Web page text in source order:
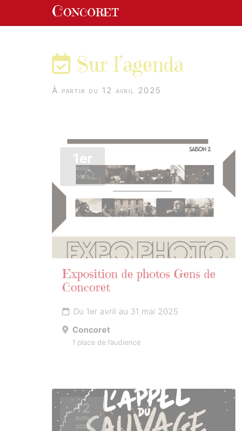
Concoret
Sur l’agenda
À partir du 12 avril 2025
1er
AVRIL
2025
Exposition de photos Gens de
Concoret
Du 1er avril au 31 mai 2025
Concoret
1 place de l’audience
12
AVRIL
2025
Panneau de gestion des cookies